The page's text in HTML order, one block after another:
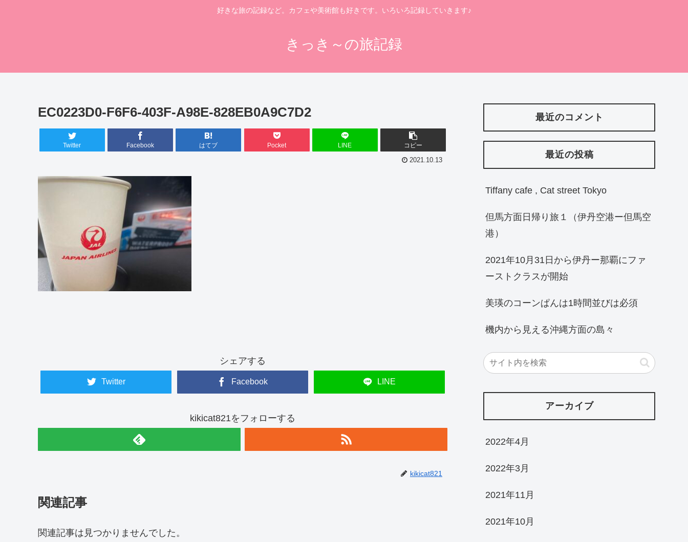
好きな旅の記録など。カフェや美術館も好きです。いろいろ記録していきます♪
きっき～の旅記録
EC0223D0-F6F6-403F-A98E-828EB0A9C7D2
Twitter Facebook はてブ Pocket LINE コピー
2021.10.13
シェアする
Twitter Facebook LINE
kikicat821をフォローする
kikicat821
関連記事
関連記事は見つかりませんでした。
最近のコメント
最近の投稿
Tiffany cafe , Cat street Tokyo
但馬方面日帰り旅１（伊丹空港ー但馬空
港）
2021年10月31日から伊丹ー那覇にファ
ーストクラスが開始
美瑛のコーンぱんは1時間並びは必須
機内から見える沖縄方面の島々
アーカイブ
2022年4月
2022年3月
2021年11月
2021年10月